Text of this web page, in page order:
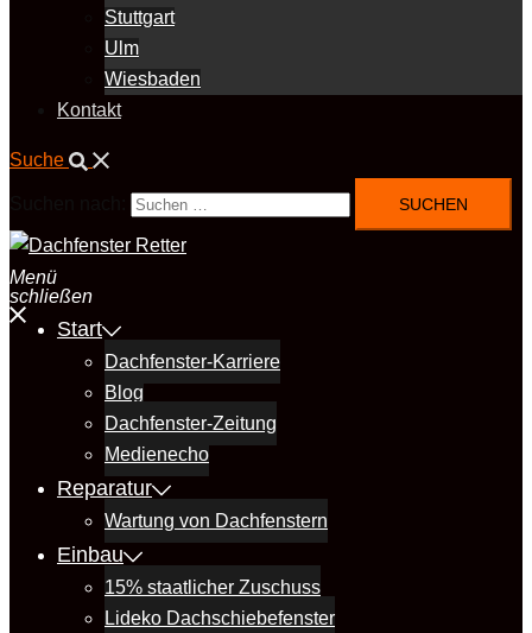
Stuttgart
Ulm
Wiesbaden
Kontakt
Suche
Menü
schließen
Start
Dachfenster-Karriere
Blog
Dachfenster-Zeitung
Medienecho
Reparatur
Wartung von Dachfenstern
Einbau
15% staatlicher Zuschuss
Lideko Dachschiebefenster